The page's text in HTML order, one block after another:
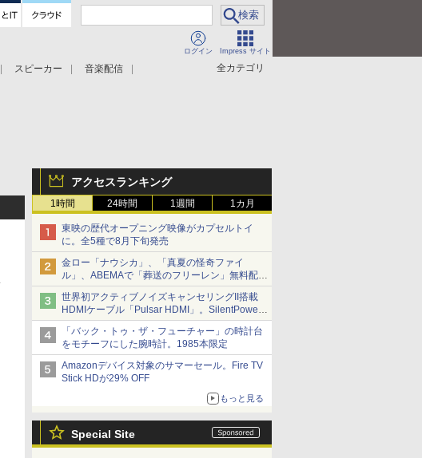
ログイン Impress サイト
全カテゴリ
スピーカー
音楽配信
アクセスランキング
1時間 24時間 1週間 1カ月
東映の歴代オープニング映像がカプセルトイ
に。全5種で8月下旬発売
金ロー「ナウシカ」、「真夏の怪奇ファイ
ル」、ABEMAで「葬送のフリーレン」無料配信
など。夏の特番・配信情報
世界初アクティブノイズキャンセリングII搭載
HDMIケーブル「Pulsar HDMI」。SilentPower
から
「バック・トゥ・ザ・フューチャー」の時計台
をモチーフにした腕時計。1985本限定
Amazonデバイス対象のサマーセール。Fire TV
Stick HDが29% OFF
もっと見る
Special Site